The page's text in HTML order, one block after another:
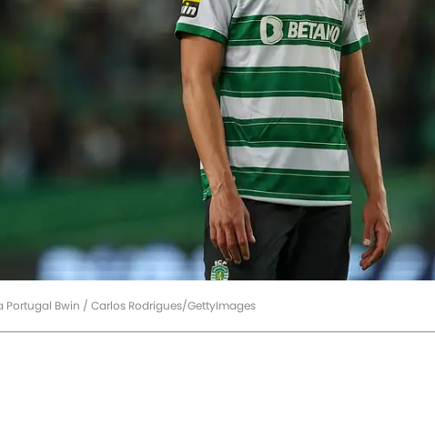
Portugal Bwin / Carlos Rodrigues/GettyImages